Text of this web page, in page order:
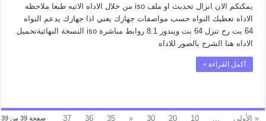
8.1
روابط
مباشرة
النسخة
يمكنكم الان انزال تحديث او ملف iso من خلال الاداه الاتيه طبعا ملاحظه
الاداه تعطيك النواه حسب مواصفات جهازك يعني اذا جهازك يدعم النواه
64 بت رح تنزل 64 بت ويندوز 8.1 روابط مباشرة iso النسخة النهائيةتحميل
الاداه هنا الشرح بالصور للاداه
أكمل القراءة »
صفحة 39 من 39 « الأولى ...
10
20
30
«
35
36
37